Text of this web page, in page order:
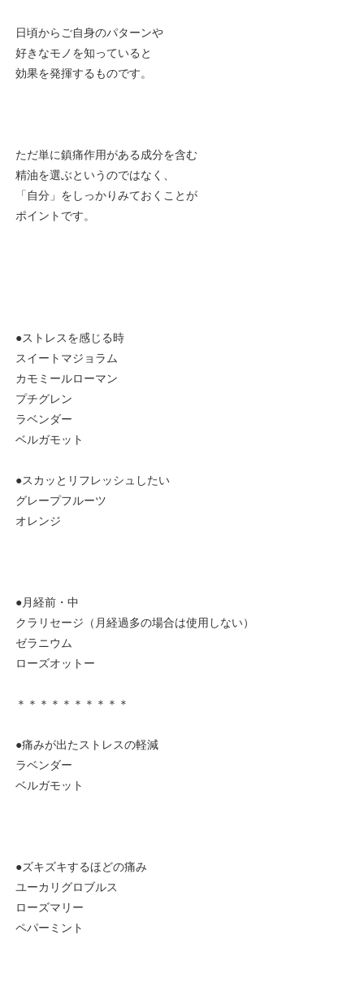
日頃からご自身のパターンや
好きなモノを知っていると
効果を発揮するものです。
ただ単に鎮痛作用がある成分を含む
精油を選ぶというのではなく、
「自分」をしっかりみておくことが
ポイントです。
●ストレスを感じる時
スイートマジョラム
カモミールローマン
プチグレン
ラベンダー
ベルガモット
●スカッとリフレッシュしたい
グレープフルーツ
オレンジ
●月経前・中
クラリセージ（月経過多の場合は使用しない）
ゼラニウム
ローズオットー
＊＊＊＊＊＊＊＊＊＊
●痛みが出たストレスの軽減
ラベンダー
ベルガモット
●ズキズキするほどの痛み
ユーカリグロブルス
ローズマリー
ペパーミント